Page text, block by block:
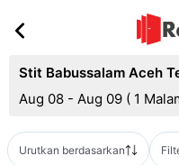
Stit Babussalam Aceh
Aug 08 - Aug 09 ( 1
Urutkan berdasarkan